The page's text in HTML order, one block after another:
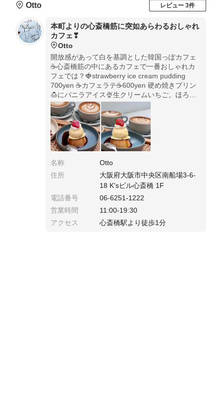
Otto レビュー 3件
本町よりの心斎橋筋に突如あらわるおしゃれ
カフェ❣
Otto
開放感があって白を基調とした韓国っぽカフェ
☕️心斎橋筋の中にあるカフェで一番おしゃれカ
フェでは？🍓strawberry ice cream pudding
700yen ☕️カフェラテ☕️600yen 硬め焼きプリン
🍮にバニラアイス🍨生クリームいちご。ほろ苦
カラメルもたっぷりかかってる！
名称
Otto
住所
大阪府大阪市中央区南船場3-6-
18 K'sビル心斎橋 1F
電話番号
06-6251-1222
営業時間
11:00-19:30
アクセス
心斎橋駅より徒歩1分